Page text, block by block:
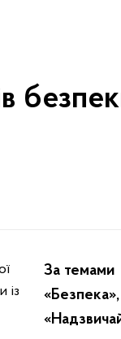
із
За темами
«Безпека»,